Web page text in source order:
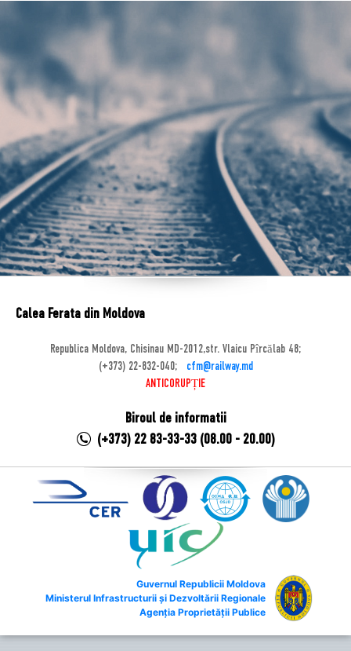
Calea Ferata din Moldova
Republica Moldova, Chisinau MD-2012,str. Vlaicu Pîrcălab 48;
(+373) 22-832-040;
cfm@railway.md
ANTICORUPȚIE
Biroul de informatii
(+373) 22 83-33-33 (08.00 - 20.00)
Guvernul Republicii Moldova
Ministerul Infrastructurii și Dezvoltării Regionale
Agenția Proprietății Publice